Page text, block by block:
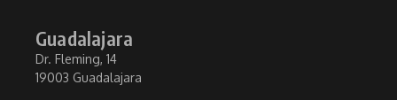
Guadalajara
Dr. Fleming, 14
19003 Guadalajara